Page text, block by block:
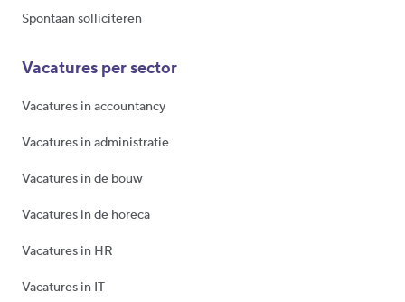
Spontaan solliciteren
Vacatures per sector
Vacatures in accountancy
Vacatures in administratie
Vacatures in de bouw
Vacatures in de horeca
Vacatures in HR
Vacatures in IT